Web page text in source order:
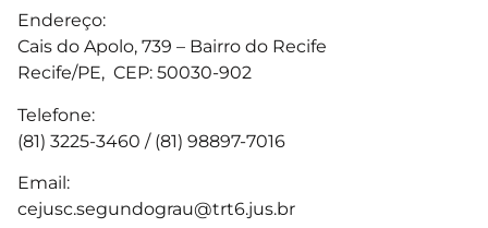
Endereço:
Cais do Apolo, 739 – Bairro do Recife
Recife/PE, CEP: 50030-902
Telefone:
(81) 3225-3460 / (81) 98897-7016
Email:
cejusc.segundograu@trt6.jus.br